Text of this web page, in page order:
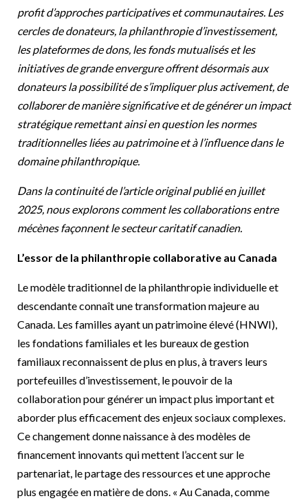
profit d’approches participatives et communautaires. Les
cercles de donateurs, la philanthropied’investissement,
les plateformes de dons, les fonds mutualisés et les
initiatives de grande envergure offrent désormais aux
donateurs la possibilité de s’impliquer plus activement, de
collaborer de manière significative et de générer un impact
stratégique remettant ainsi en question les normes
traditionnelles liées au patrimoine etàl’influence dans le
domaine philanthropique.
Dans la continuité de l’article original publié en juillet
2025, nous explorons comment les collaborations entre
mécènes façonnent le secteur caritatif canadien.
L’essor de la philanthropie collaborative au Canada
Le modèle traditionnel de la philanthropie individuelle et
descendante connaît une transformation majeure au
Canada. Les familles ayant un patrimoine élevé (HNWI),
les fondations familiales et les bureaux de gestion
familiaux reconnaissent de plus en plus, à travers leurs
portefeuilles d’investissement, le pouvoir de la
collaboration pour générer un impact plus important et
aborder plus efficacement des enjeux sociaux complexes.
Ce changement donne naissance à des modèles de
financement innovants qui mettent l’accent sur le
partenariat, le partage des ressources et une approche
plus engagée en matière de dons. « Au Canada, comme